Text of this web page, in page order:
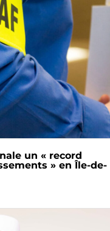
un « record
» en Île-de-